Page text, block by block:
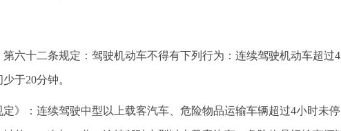
第六十二条规定：驾驶机动车不得有下列行为：连续驾驶机动车超过4
少于20分钟。
定》：连续驾驶中型以上载客汽车、危险物品运输车辆超过4小时未停